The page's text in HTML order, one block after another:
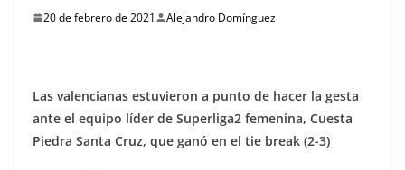
20 de febrero de 2021 Alejandro Domínguez
Las valencianas estuvieron a punto de hacer la gesta
ante el equipo líder de Superliga2 femenina, Cuesta
Piedra Santa Cruz, que ganó en el tie break (2-3)